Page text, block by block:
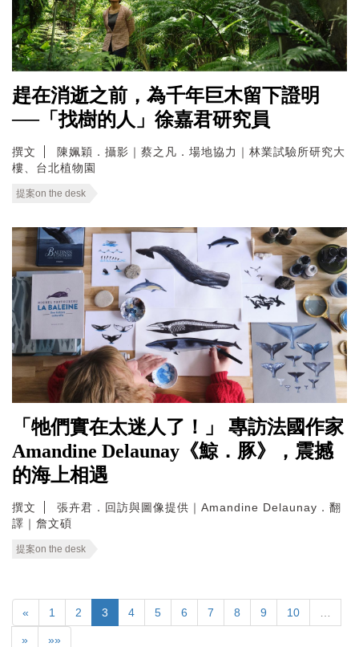
趕在消逝之前，為千年巨木留下證明
──「找樹的人」徐嘉君研究員
撰文
陳姵穎．攝影｜蔡之凡．場地協力｜林業試驗所研究大
樓、台北植物園
提案on the desk
「牠們實在太迷人了！」 專訪法國作家
Amandine Delaunay《鯨．豚》，震撼
的海上相遇
撰文
張卉君．回訪與圖像提供｜Amandine Delaunay．翻
譯｜詹文碩
提案on the desk
« 1 2 3 4 5 6 7 8 9 10
» »»